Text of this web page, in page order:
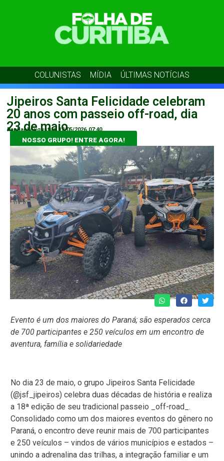
COLUNISTAS MÍDIA ÚLTIMAS NOTÍCIAS
Jipeiros Santa Felicidade celebram
20 anos com passeio off-road, dia
23 de maio
Raphael Augustus 12/05/2026 07:40
NOSSO GRUPO! ENTRE AGORA!
Evento é um dos maiores do Paraná; são esperados cerca
de 700 participantes e 250 veículos em um encontro de
aventura, família e solidariedade
No dia 23 de maio, o grupo Jipeiros Santa Felicidade
(@jsf_jipeiros) celebra duas décadas de história e realiza
a 18ª edição de seu tradicional passeio _off-road_.
Consolidado como um dos maiores eventos do gênero no
Paraná, o encontro deve reunir mais de 700 participantes
e 250 veículos – vindos de vários municípios e estados –
unindo a adrenalina das trilhas, a integração familiar e um